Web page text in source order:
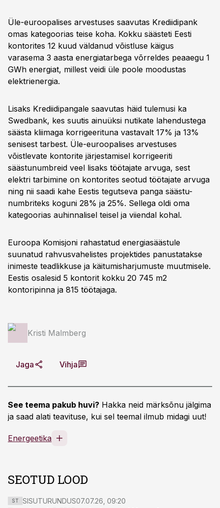
Üle-euroopalises arvestuses saavutas Krediidipank
omas kategoorias teise koha. Kokku säästeti Eesti
kontorites 12 kuud väldanud võistluse käigus
varasema 3 aasta energiatarbega võrreldes peaaegu 1
GWh energiat, millest veidi üle poole moodustas
elektrienergia.
Lisaks Krediidipangale saavutas häid tulemusi ka
Swedbank, kes suutis ainuüksi nutikate lahendustega
säästa kliimaga korrigeerituna vastavalt 17% ja 13%
senisest tarbest. Üle-euroopalises arvestuses
võistlevate kontorite järjestamisel korrigeeriti
säästunumbreid veel lisaks töötajate arvuga, sest
elektri tarbimine on kontorites seotud töötajate arvuga
ning nii saadi kahe Eestis tegutseva panga säästu-
numbriteks koguni 28% ja 25%. Sellega oldi oma
kategoorias auhinnalisel teisel ja viiendal kohal.
Euroopa Komisjoni rahastatud energiasäästule
suunatud rahvusvahelistes projektides panustatakse
inimeste teadlikkuse ja käitumisharjumuste muutmisele.
Eestis osalesid 5 kontorit kokku 20 745 m2
kontoripinna ja 815 töötajaga.
Kristi Malmberg
Jaga Vihja
See teema pakub huvi? Hakka neid märksõnu jälgima
ja saad alati teavituse, kui sel teemal ilmub midagi uut!
Energeetika
SEOTUD LOOD
ST SISUTURUNDUS07.07.26, 09:20